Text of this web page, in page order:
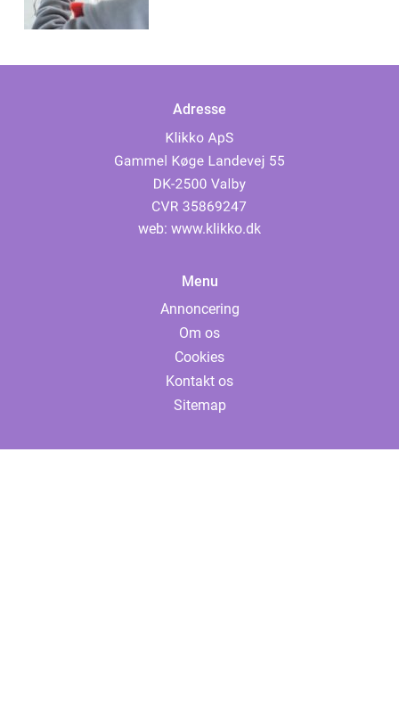
Adresse
web: www.klikko.dk
Menu
Annoncering
Om os
Cookies
Kontakt os
Sitemap